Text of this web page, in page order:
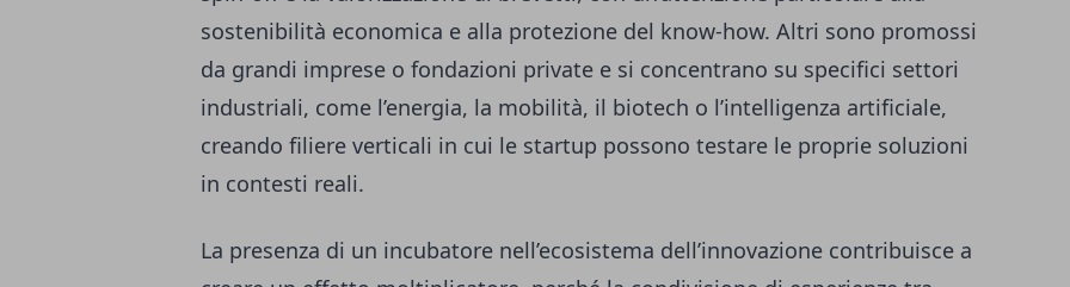
sostenibilità economica e alla protezione del know-how. Altri sono promossi
da grandi imprese o fondazioni private e si concentrano su specifici settori
industriali, come l’energia, la mobilità, il biotech o l’intelligenza artificiale,
creando filiere verticali in cui le startup possono testare le proprie soluzioni
in contesti reali.
La presenza di un incubatore nell’ecosistema dell’innovazione contribuisce a